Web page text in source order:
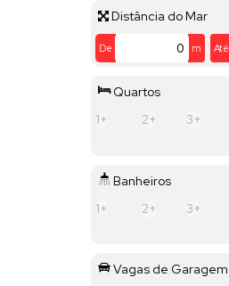
Distância do Mar
De m Até
Quartos
1+
2+ 3+
Banheiros
1+
2+ 3+
Vagas de Garagem